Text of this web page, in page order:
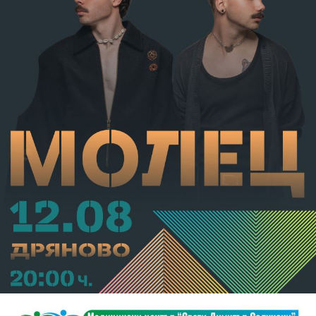
С постановление на Районна прокуратура-Габрово
В.А. е бил задържан за срок до 72 часа, а с
определение на Районен съд-Габрово спрямо него е
взета мярка за неотклонение „домашен арест“.
Съдебният акт е окончателен.